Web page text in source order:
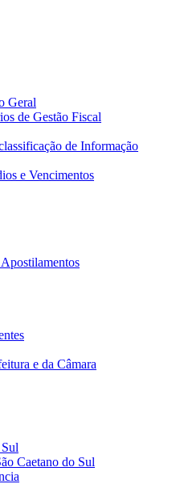
Geral
de Gestão Fiscal
de Informação
e Vencimentos
e da Câmara
Caetano do Sul